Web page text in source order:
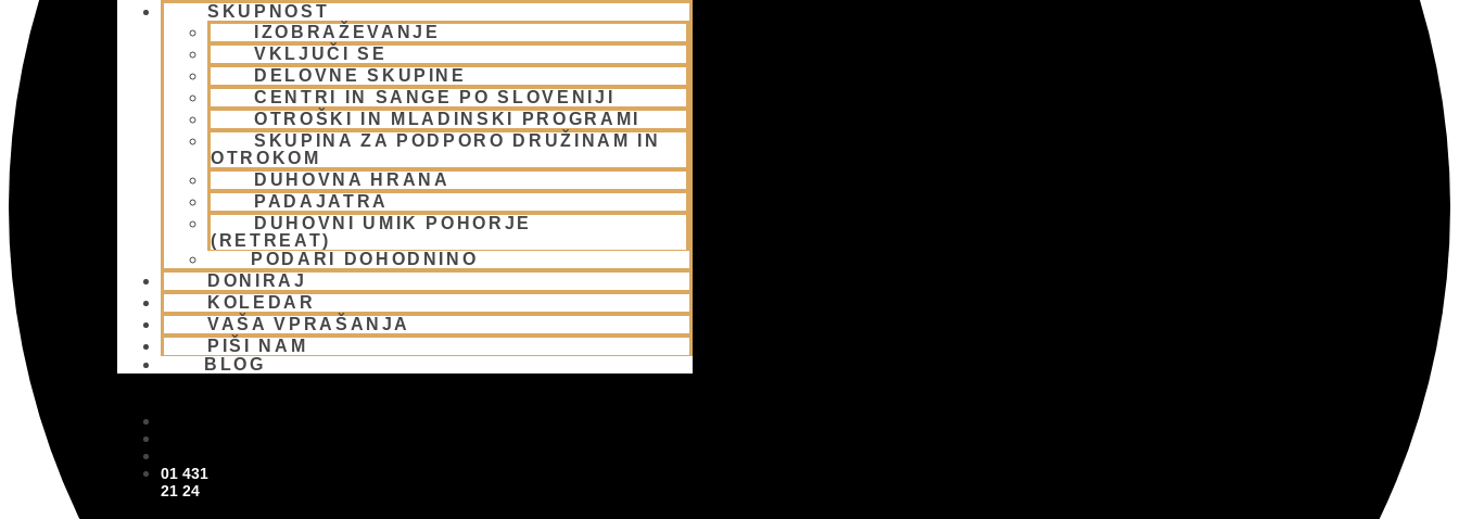
SKUPNOST
IZOBRAŽEVANJE
VKLJUČI SE
DELOVNE SKUPINE
CENTRI IN SANGE PO SLOVENIJI
OTROŠKI IN MLADINSKI PROGRAMI
SKUPINA ZA PODPORO DRUŽINAM IN
OTROKOM
DUHOVNA HRANA
PADAJATRA
DUHOVNI UMIK POHORJE
(RETREAT)
PODARI DOHODNINO
DONIRAJ
KOLEDAR
VAŠA VPRAŠANJA
PIŠI NAM
BLOG
01 431
21 24